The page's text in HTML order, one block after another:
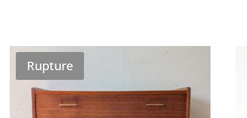
Rupture